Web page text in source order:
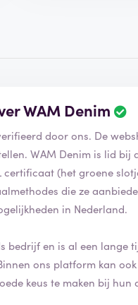
WAM Denim
door ons. De
WAM Denim is lid bij
certificaat (het groene
die ze
in Nederland.
bedrijf en is al een lange
ons platform kan
keus te maken bij